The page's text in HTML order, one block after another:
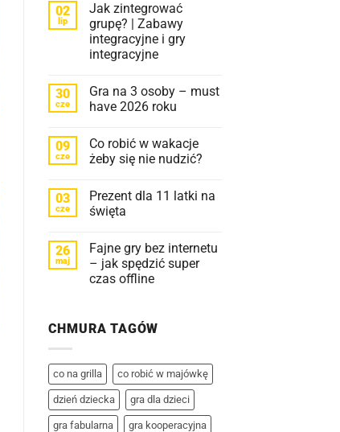
02
lip
Jak zintegrować
grupę? | Zabawy
integracyjne i gry
integracyjne
do
Jak
zintegrować
Zabawy
integracyjne
i
30
cze
Gra na 3 osoby – must
have 2026 roku
do
Gra
na
–
must
have
09
cze
Co robić w wakacje
żeby się nie nudzić?
do
Co
robić
żeby
nudzić?
03
cze
Prezent dla 11 latki na
święta
do
Prezent
11
26
maj
Fajne gry bez internetu
– jak spędzić super
czas offline
Fajne
–
jak
spędzić
super
czas
offline
CHMURA TAGÓW
co na grilla co robić w majówkę
dzień dziecka gra dla dzieci
gra fabularna gra kooperacyjna